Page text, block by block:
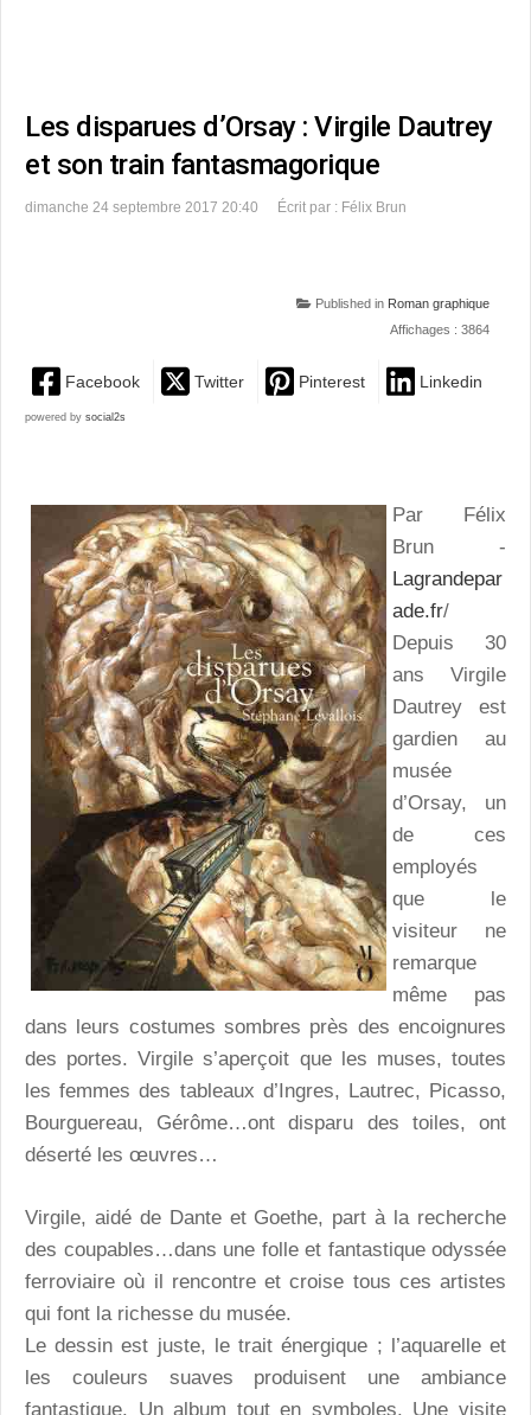
Les disparues d’Orsay : Virgile Dautrey
et son train fantasmagorique
dimanche 24 septembre 2017 20:40 Écrit par : Félix Brun
Published in Roman graphique
Affichages : 3864
Facebook Twitter Pinterest Linkedin
powered by social2s
Par Félix
Brun -
Lagrandepar
ade.fr/
Depuis 30
ans Virgile
Dautrey est
gardien au
musée
d’Orsay, un
de ces
employés
que le
visiteur ne
remarque
même pas
dans leurs costumes sombres près des encoignures
des portes. Virgile s’aperçoit que les muses, toutes
les femmes des tableaux d’Ingres, Lautrec, Picasso,
Bourguereau, Gérôme…ont disparu des toiles, ont
déserté les œuvres…
Virgile, aidé de Dante et Goethe, part à la recherche
des coupables…dans une folle et fantastique odyssée
ferroviaire où il rencontre et croise tous ces artistes
qui font la richesse du musée.
Le dessin est juste, le trait énergique ; l’aquarelle et
les couleurs suaves produisent une ambiance
fantastique. Un album tout en symboles. Une visite